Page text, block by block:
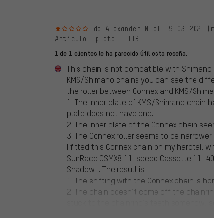
1 de 5 estrellasde Alexander N. el 19.03.2021
Artículo : plata | 118
1 de 1 clientes le ha parecido útil esta reseña.
This chain is not compatible with
KMS/Shimano chains you can see the
the roller between Connex and KMS/
1. The inner plate of KMS/Shimano chain
plate does not have one.
2. The inner plate of the Connex chain
3. The Connex roller seems to be
I fitted this Connex chain on my hardtail
SunRace CSMX8 11-speed Cassette 11-
Shadow+. The result is:
1. The shifting with the Connex chain is
2. The chain doesn’t come off the